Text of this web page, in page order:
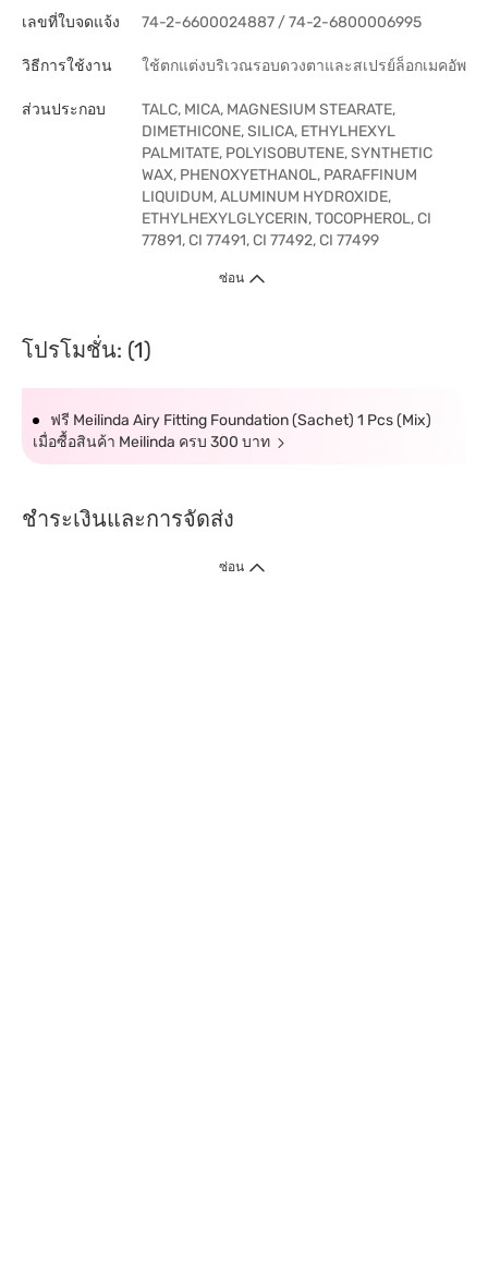
เลขที่ใบจดแจ้ง 74-2-6600024887 / 74-2-6800006995
วิธีการใช้งาน ใช้ตกแต่งบริเวณรอบดวงตาและสเปรย์ล็อกเมคอัพ
ส่วนประกอบ
TALC, MICA, MAGNESIUM STEARATE,
DIMETHICONE, SILICA, ETHYLHEXYL
PALMITATE, POLYISOBUTENE, SYNTHETIC
WAX, PHENOXYETHANOL, PARAFFINUM
LIQUIDUM, ALUMINUM HYDROXIDE,
ETHYLHEXYLGLYCERIN, TOCOPHEROL, CI
77891, CI 77491, CI 77492, CI 77499
ซ่อน
โปรโมชั่น: (1)
ฟรี Meilinda Airy Fitting Foundation (Sachet) 1 Pcs (Mix)
เมื่อซื้อสินค้า Meilinda ครบ 300 บาท
ชำระเงินและการจัดส่ง
ซ่อน